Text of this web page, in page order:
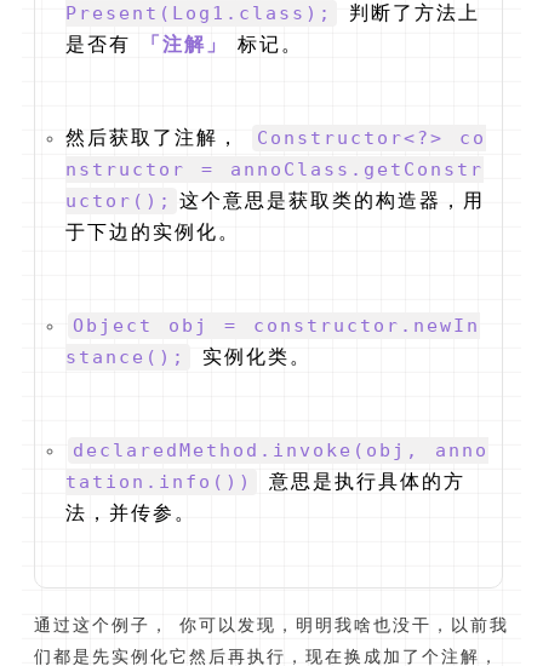
Present(Log1.class);
判断了方法上
是否有
「注解」 标记。
然后获取了注解，
Constructor<?> co
nstructor = annoClass.getConstr
uctor();
这个意思是获取类的构造器，用
于下边的实例化。
Object obj = constructor.newIn
stance();
实例化类。
declaredMethod.invoke(obj, anno
tation.info())
意思是执行具体的方
法，并传参。
通过这个例子， 你可以发现，明明我啥也没干，以前我
们都是先实例化它然后再执行，现在换成加了个注解，